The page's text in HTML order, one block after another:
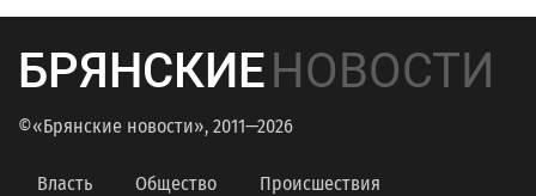
БРЯНСКИЕНОВОСТИ
©«Брянские новости», 2011—2026
Власть Общество Происшествия